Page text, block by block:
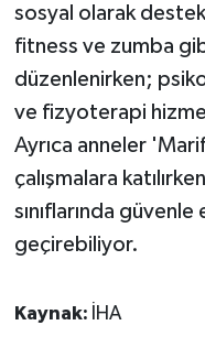
sosyal olarak
fitness ve zumba
düzenlenirken;
ve fizyoterapi
Ayrıca anneler
çalışmalara
sınıflarında
geçirebiliyor.
Kaynak: İHA